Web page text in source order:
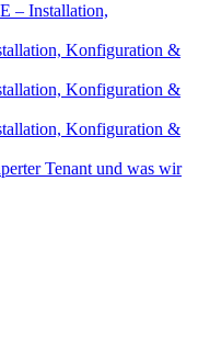
– Installation,
Konfiguration &
Konfiguration &
Konfiguration &
Tenant und was wir